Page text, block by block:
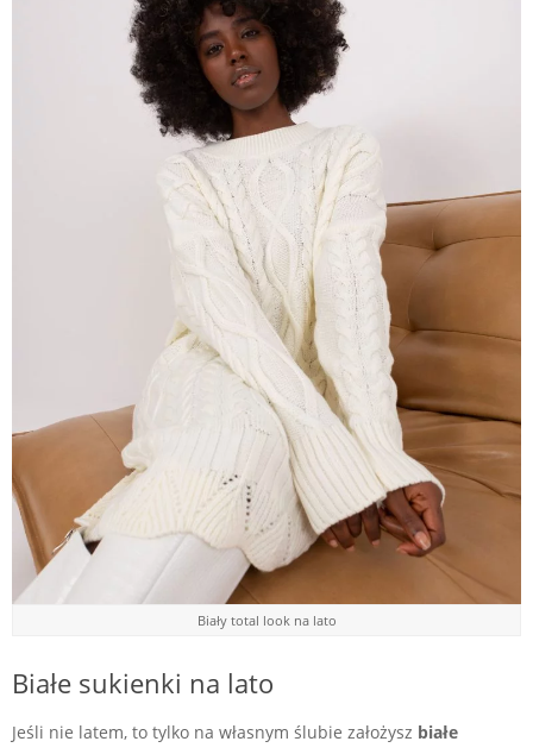
Biały total look na lato
Białe sukienki na lato
Jeśli nie latem, to tylko na własnym ślubie założysz białe